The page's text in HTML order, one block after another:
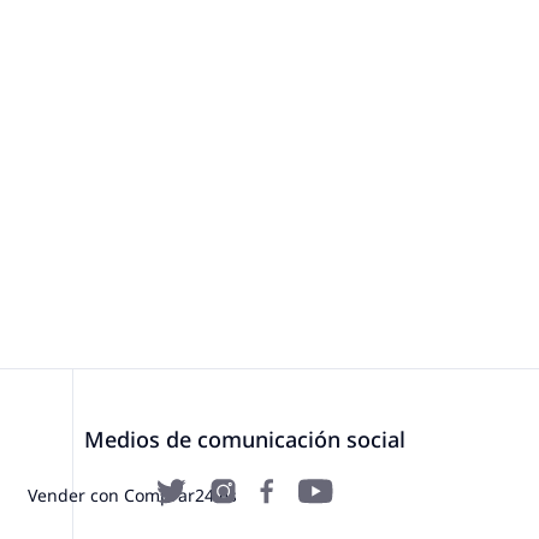
Vender con Comprar24.es
Medios de comunicación social